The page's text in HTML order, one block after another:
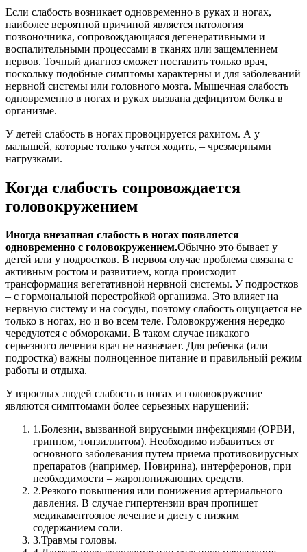
Если слабость возникает одновременно в руках и ногах,
наиболее вероятной причиной является патология
позвоночника, сопровождающаяся дегенеративными и
воспалительными процессами в тканях или защемлением
нервов. Точный диагноз сможет поставить только врач,
поскольку подобные симптомы характерны и для заболеваний
нервной системы или головного мозга. Мышечная слабость
одновременно в ногах и руках вызвана дефицитом белка в
организме.
У детей слабость в ногах провоцируется рахитом. А у
малышей, которые только учатся ходить, – чрезмерными
нагрузками.
Когда слабость сопровождается
головокружением
Иногда внезапная слабость в ногах появляется
одновременно с головокружением.Обычно это бывает у
детей или у подростков. В первом случае проблема связана с
активным ростом и развитием, когда происходит
трансформация вегетативной нервной системы. У подростков
– с гормональной перестройкой организма. Это влияет на
нервную систему и на сосуды, поэтому слабость ощущается не
только в ногах, но и во всем теле. Головокружения нередко
чередуются с обмороками. В таком случае никакого
серьезного лечения врач не назначает. Для ребенка (или
подростка) важны полноценное питание и правильный режим
работы и отдыха.
У взрослых людей слабость в ногах и головокружение
являются симптомами более серьезных нарушений:
1.Болезни, вызванной вирусными инфекциями (ОРВИ,
гриппом, тонзиллитом). Необходимо избавиться от
основного заболевания путем приема противовирусных
препаратов (например, Новирина), интерферонов, при
необходимости – жаропонижающих средств.
2.Резкого повышения или понижения артериального
давления. В случае гипертензии врач пропишет
медикаментозное лечение и диету с низким
содержанием соли.
3.Травмы головы.